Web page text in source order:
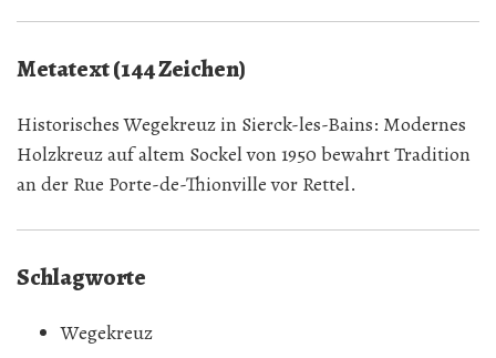
Metatext (144 Zeichen)
Historisches Wegekreuz in Sierck-les-Bains: Modernes
Holzkreuz auf altem Sockel von 1950 bewahrt Tradition
an der Rue Porte-de-Thionville vor Rettel.
Schlagworte
Wegekreuz